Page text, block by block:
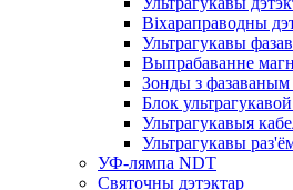
Віхараправодны
Ультрагукавы
Выпрабаванне
Зонды з фазаваным
Блок ультрагукавой
Ультрагукавыя
Ультрагукавы
УФ-лямпа NDT
Святочны дэтэктар